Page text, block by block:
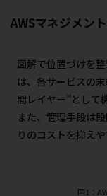
AWSマネジメン
図解で位置づけを
は、各サービスの
間レイヤー”として
また、管理手段は
りのコストを抑えや
図1：